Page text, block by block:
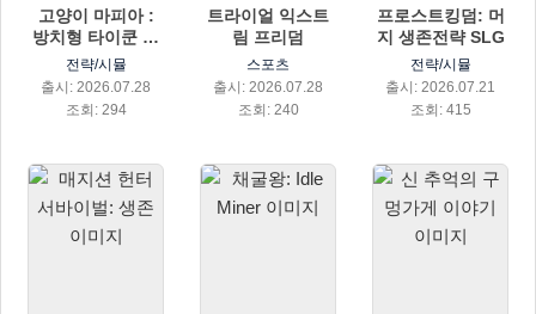
고양이 마피아 :
방치형 타이쿤 게
임
전략/시뮬
출시: 2026.07.28
조회: 294
트라이얼 익스트
림 프리덤
스포츠
출시: 2026.07.28
조회: 240
프로스트킹덤: 머
지 생존전략 SLG
전략/시뮬
출시: 2026.07.21
조회: 415